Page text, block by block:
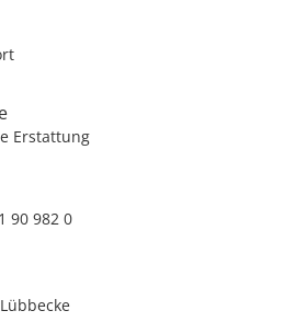
Erstattung
90 982 0